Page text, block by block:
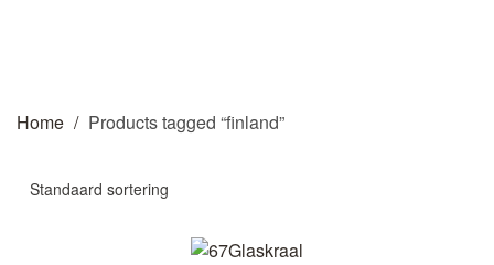
Home Products tagged “finland”